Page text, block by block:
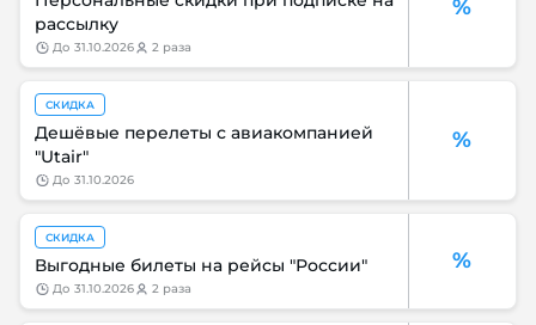
%
рассылку
до 31.10.2026 2 раза
%
СКИДКА
Дешёвые перелеты с авиакомпанией
"Utair"
до 31.10.2026
%
СКИДКА
Выгодные билеты на рейсы "России"
до 31.10.2026 2 раза